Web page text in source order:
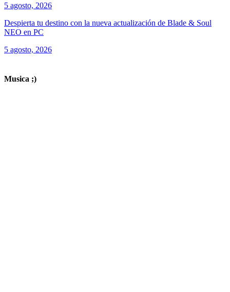
5 agosto, 2026
Despierta tu destino con la nueva actualización de Blade & Soul
NEO en PC
5 agosto, 2026
Musica ;)